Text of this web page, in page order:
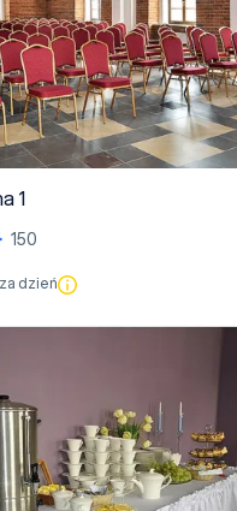
1
150
za dzień